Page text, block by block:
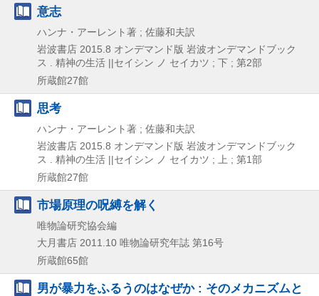
意志
ハンナ・アーレント著 ; 佐藤和夫訳
岩波書店 2015.8 オンデマンド版 岩波オンデマンドブック
ス . 精神の生活 ||セイシン ノ セイカツ ; 下 ; 第2部
所蔵館27館
思考
ハンナ・アーレント著 ; 佐藤和夫訳
岩波書店 2015.8 オンデマンド版 岩波オンデマンドブック
ス . 精神の生活 ||セイシン ノ セイカツ ; 上 ; 第1部
所蔵館27館
市場原理の呪縛を解く
唯物論研究協会編
大月書店 2011.10 唯物論研究年誌 第16号
所蔵館65館
男が暴力をふるうのはなぜか : そのメカニズムと